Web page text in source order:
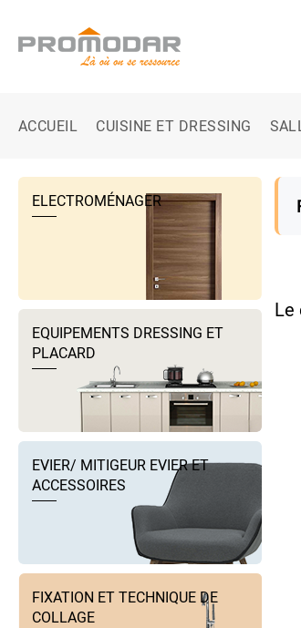
ACCUEIL CUISINE ET DRESSING
ELECTROMÉNAGER
EQUIPEMENTS DRESSING ET
PLACARD
EVIER/ MITIGEUR EVIER ET
ACCESSOIRES
FIXATION ET TECHNIQUE DE
COLLAGE
Le